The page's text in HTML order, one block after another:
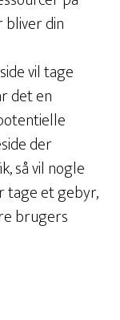
din
vil tage
det en
der
så vil nogle
tage et gebyr,
brugers